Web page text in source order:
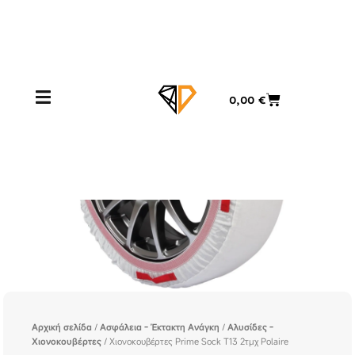
0,00 €Cart
Αρχική σελίδα /Ασφάλεια - Έκτακτη Ανάγκη /Αλυσίδες -
Χιονοκουβέρτες / Χιονοκουβέρτες Prime Sock T13 2τμχ Polaire